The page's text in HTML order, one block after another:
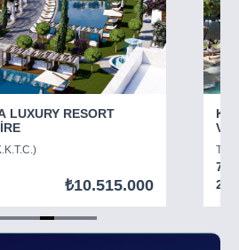
LUXURY RESORT
₺10.515.000
73
294